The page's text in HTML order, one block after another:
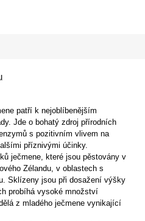
patří k nejoblíbenějším
Jde o bohatý zdroj přírodních
s pozitivním vlivem na
příznivými účinky.
ječmene, které jsou pěstovány v
Zélandu, v oblastech s
Sklízeny jsou při dosažení výšky
probíhá vysoké množství
z mladého ječmene vynikající